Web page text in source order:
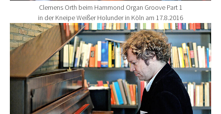
Clemens Orth beim Hammond Organ Groove Part 1
in der Kneipe Weißer Holunder in Köln am 17.8.2016
Show larger version for: